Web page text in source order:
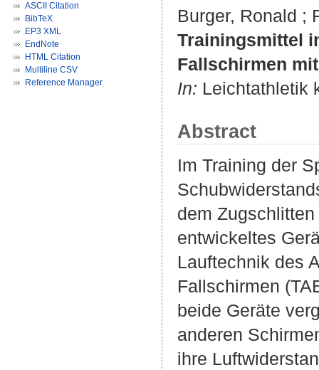
ASCII Citation
BibTeX
EP3 XML
EndNote
HTML Citation
Multiline CSV
Reference Manager
Burger, Ronald ;
Trainingsmittel
Fallschirmen
In: Leichtathletik
Abstract
Im Training der
dem
entwickeltes
Lauftechnik des
Fallschirmen
beide Geräte
anderen
ihre